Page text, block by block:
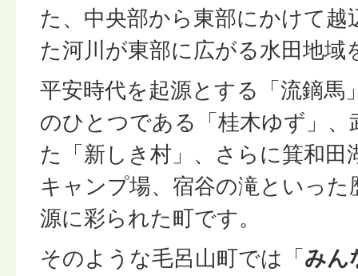
た、中央部から東部にかけて越
た河川が東部に広がる水田地域
平安時代を起源とする「流鏑馬
のひとつである「桂木ゆず」、
た「新しき村」、さらに箕和田
キャンプ場、宿谷の滝といった
源に彩られた町です。
そのような毛呂山町では「みん